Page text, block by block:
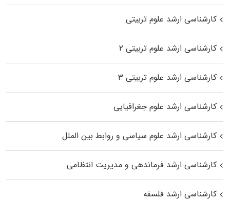
کارشناسی ارشد علوم تربیتی
کارشناسی ارشد علوم تربیتی ۲
کارشناسی ارشد علوم تربیتی ۳
کارشناسی ارشد علوم جغرافیایی
کارشناسی ارشد علوم سیاسی و روابط بین الملل
کارشناسی ارشد فرماندهی و مدیریت انتظامی
کارشناسی ارشد فلسفه